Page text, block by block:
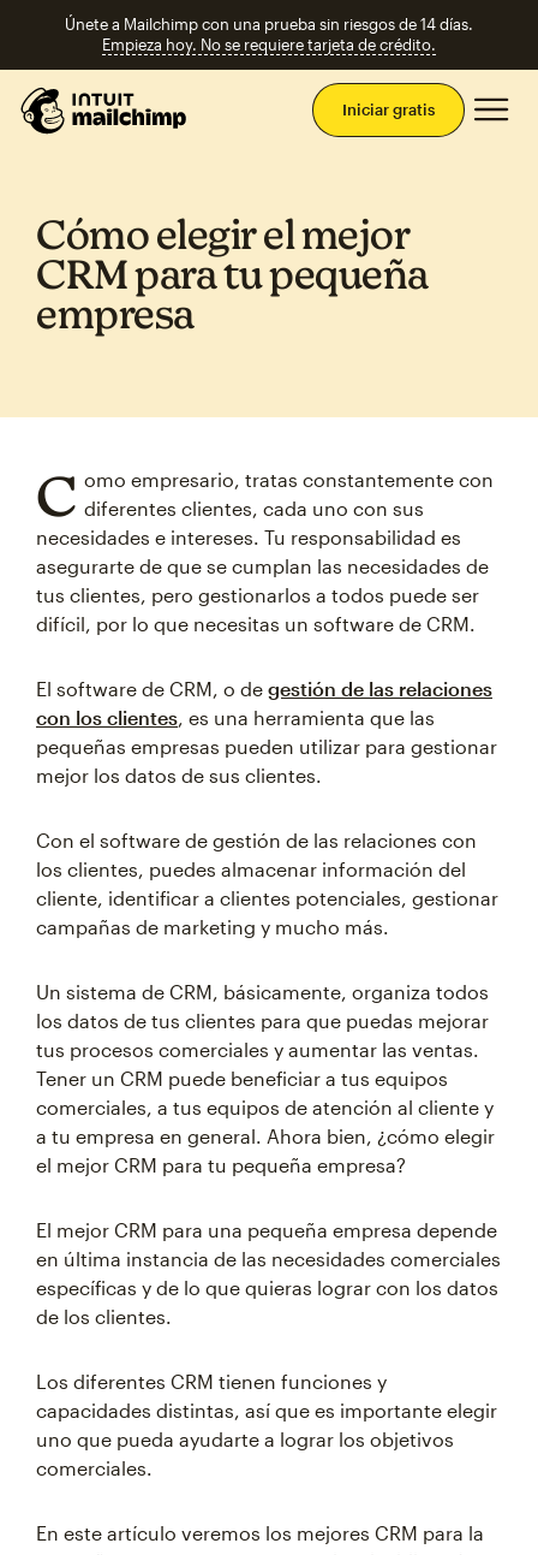
Únete a Mailchimp con una prueba sin riesgos de 14 días.
Empieza hoy. No se requiere tarjeta de crédito.
Iniciar gratis
Cómo elegir el mejor
CRM para tu pequeña
empresa
C omo empresario, tratas constantemente con
diferentes clientes, cada uno con sus
necesidades e intereses. Tu responsabilidad es
asegurarte de que se cumplan las necesidades de
tus clientes, pero gestionarlos a todos puede ser
difícil, por lo que necesitas un software de CRM.
El software de CRM, o de gestión de las relaciones
con los clientes, es una herramienta que las
pequeñas empresas pueden utilizar para gestionar
mejor los datos de sus clientes.
Con el software de gestión de las relaciones con
los clientes, puedes almacenar información del
cliente, identificar a clientes potenciales, gestionar
campañas de marketing y mucho más.
Un sistema de CRM, básicamente, organiza todos
los datos de tus clientes para que puedas mejorar
tus procesos comerciales y aumentar las ventas.
Tener un CRM puede beneficiar a tus equipos
comerciales, a tus equipos de atención al cliente y
a tu empresa en general. Ahora bien, ¿cómo elegir
el mejor CRM para tu pequeña empresa?
El mejor CRM para una pequeña empresa depende
en última instancia de las necesidades comerciales
específicas y de lo que quieras lograr con los datos
de los clientes.
Los diferentes CRM tienen funciones y
capacidades distintas, así que es importante elegir
uno que pueda ayudarte a lograr los objetivos
comerciales.
En este artículo veremos los mejores CRM para la